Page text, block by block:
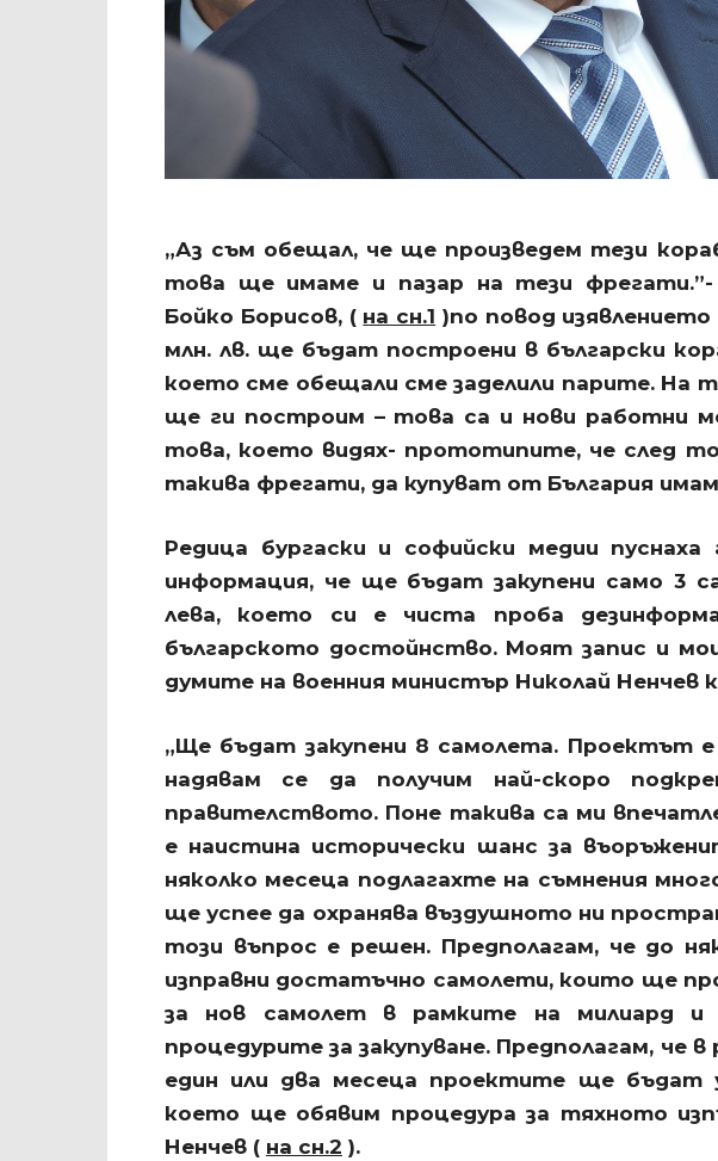
„Аз съм обещал, че ще произведем тези
това ще имаме и пазар на тези фрегати.”-
Бойко Борисов, ( на сн.1 )по повод
млн. лв. ще бъдат построени в български
което сме обещали сме заделили парите. На
ще ги построим – това са и нови работни
това, което видях- прототипите, че след
такива фрегати, да купуват от България
Редица бургаски и софийски медии
информация, че ще бъдат закупени само 3
лева, което си е чиста проба
българското достойнство. Моят запис и
думите на военния министър Николай Ненчев
„Ще бъдат закупени 8 самолета. Проектът
надявам се да получим най-скоро
правителството. Поне такива са ми
е наистина исторически шанс за
няколко месеца подлагахте на съмнения
ще успее да охранява въздушното ни
този въпрос е решен. Предполагам, че до
изправни достатъчно самолети, които ще
за нов самолет в рамките на милиард и
процедурите за закупуване. Предполагам, че
един или два месеца проектите ще бъдат
което ще обявим процедура за тяхното
Ненчев ( на сн.2 ).